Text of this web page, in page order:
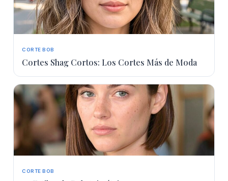
CORTE BOB
Cortes Shag Cortos: Los Cortes Más de Moda
CORTE BOB